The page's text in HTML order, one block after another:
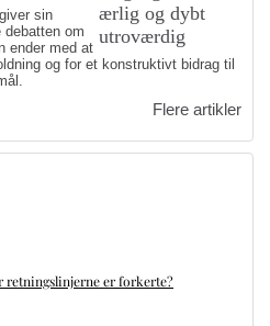
sin
debatten om
ender med at
og for et konstruktivt bidrag til
Flere artikler
retningslinjerne er forkerte?